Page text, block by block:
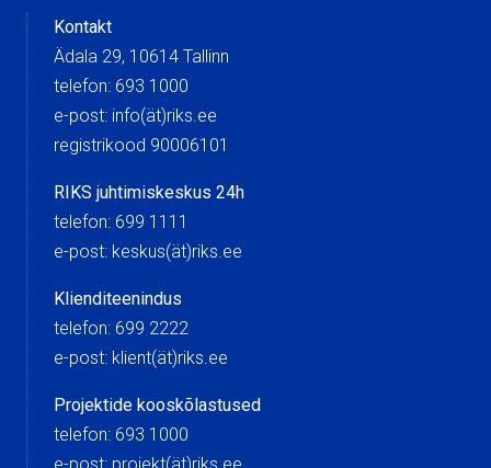
Kontakt
Ädala 29, 10614 Tallinn
telefon: 693 1000
e-post: info(ät)riks.ee
registrikood 90006101
RIKS juhtimiskeskus 24h
telefon: 699 1111
e-post: keskus(ät)riks.ee
Klienditeenindus
telefon: 699 2222
e-post: klient(ät)riks.ee
Projektide kooskõlastused
telefon: 693 1000